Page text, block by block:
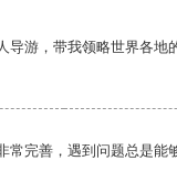
导游，带我领略世界各地
常完善，遇到问题总是能